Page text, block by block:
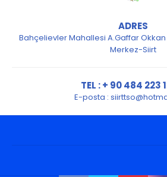
ADRES
Bahçelievler Mahallesi A.Gaffar
Merkez-Siirt
TEL : + 90 484 223
E-posta :